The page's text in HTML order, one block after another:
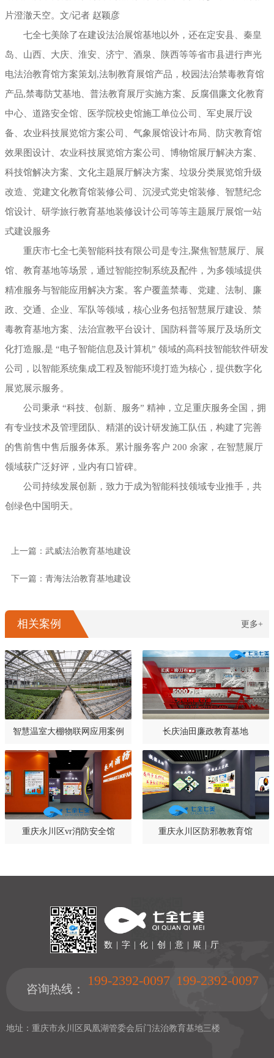
片澄澈天空。文/记者 赵颖彦
七全七美除了在建设法治展馆基地以外，还在定安县、秦皇
岛、山西、大庆、淮安、济宁、酒泉、陕西等等省市县进行声光
电法治教育馆方案策划,法制教育展馆产品，校园法治禁毒教育馆
产品,禁毒防艾基地、普法教育展厅实施方案、反腐倡廉文化教育
中心、道路安全馆、医学院校史馆施工单位公司、军史展厅设
备、农业科技展览馆方案公司、气象展馆设计布局、防灾教育馆
效果图设计、农业科技展览馆方案公司、博物馆展厅解决方案、
科技馆解决方案、文化主题展厅解决方案、垃圾分类展览馆升级
改造、党建文化教育馆装修公司、沉浸式党史馆装修、智慧纪念
馆设计、研学旅行教育基地装修设计公司等等主题展厅展馆一站
式建设服务
重庆市七全七美智能科技有限公司是专注,聚焦智慧展厅、展
馆、教育基地等场景，通过智能控制系统及配件，为多领域提供
精准服务与智能应用解决方案。客户覆盖禁毒、党建、法制、廉
政、交通、企业、军队等领域，核心业务包括智慧展厅建设、禁
毒教育基地方案、法治宣教平台设计、国防科普等展厅及场所文
化打造服,是 “电子智能信息及计算机” 领域的高科技智能软件研发
公司，以智能系统集成工程及智能环境打造为核心，提供数字化
展览展示服务。
公司秉承 “科技、创新、服务” 精神，立足重庆服务全国，拥
有专业技术及管理团队、精湛的设计研发施工队伍，构建了完善
的售前售中售后服务体系。累计服务客户 200 余家，在智慧展厅
领域获广泛好评，业内有口皆碑。
公司持续发展创新，致力于成为智能科技领域专业推手，共
创绿色中国明天。
上一篇：武威法治教育基地建设
下一篇：青海法治教育基地建设
相关案例 更多+
智慧温室大棚物联网应用案例 长庆油田廉政教育基地
重庆永川区vr消防安全馆 重庆永川区防邪教教育馆
数 | 字 | 化 | 创 | 意 | 展 | 厅
咨询热线：
199-2392-0097 199-2392-0097
地址：重庆市永川区凤凰湖管委会后门法治教育基地三楼